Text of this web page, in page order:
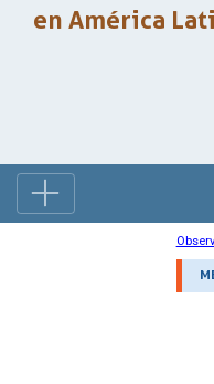
en América